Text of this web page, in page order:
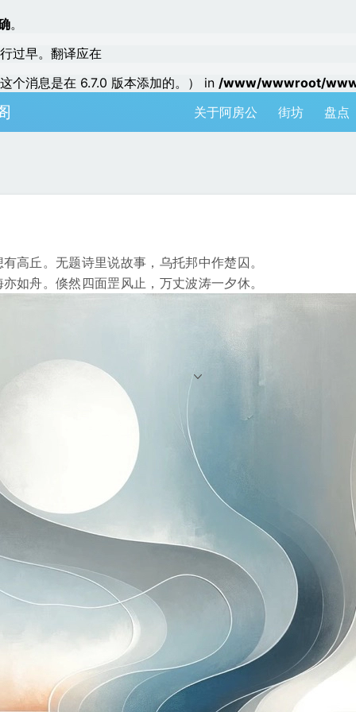
。
过早。翻译应在
个消息是在 6.7.0 版本添加的。） in /www/wwwroot/
关于阿房公 街坊 盘点
高丘。无题诗里说故事，乌托邦中作楚囚。
如舟。倏然四面罡风止，万丈波涛一夕休。